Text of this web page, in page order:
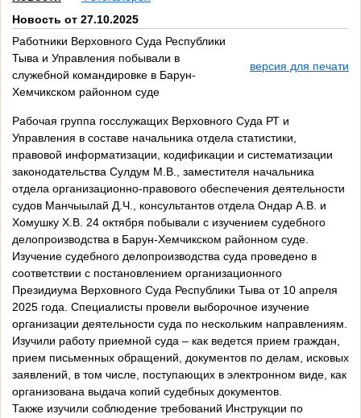
Новость от 27.10.2025
Работники Верховного Суда Республики
Тыва и Управления побывали в
служебной командировке в Барун-
Хемчикском районном суде
версия для печати
Рабочая группа госслужащих Верховного Суда РТ и
Управления в составе начальника отдела статистики,
правовой информатизации, кодификации и систематизации
законодательства Сулдум М.В., заместителя начальника
отдела организационно-правового обеспечения деятельности
судов Манчыылай Д.Ч., консультантов отдела Ондар А.В. и
Хомушку Х.В. 24 октября побывали с изучением судебного
делопроизводства в Барун-Хемчикском районном суде.
Изучение судебного делопроизводства суда проведено в
соответствии с постановлением организационного
Президиума Верховного Суда Республики Тыва от 10 апреля
2025 года. Специалисты провели выборочное изучение
организации деятельности суда по нескольким направлениям.
Изучили работу приемной суда – как ведется прием граждан,
прием письменных обращений, документов по делам, исковых
заявлений, в том числе, поступающих в электронном виде, как
организована выдача копий судебных документов.
Также изучили соблюдение требований Инструкции по